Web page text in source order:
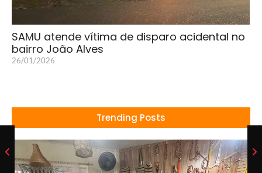
SAMU atende vítima de disparo acidental no
bairro João Alves
26/01/2026
Trending Posts